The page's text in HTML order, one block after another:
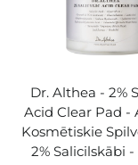
Dr. Althea - 2%
Acid Clear Pad -
Kosmētiskie
2% Salicilskābi